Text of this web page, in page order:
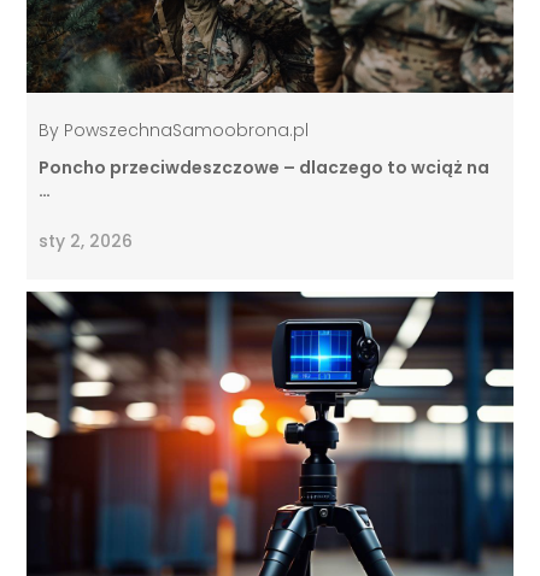
By PowszechnaSamoobrona.pl
Poncho przeciwdeszczowe – dlaczego to wciąż na
…
sty 2, 2026